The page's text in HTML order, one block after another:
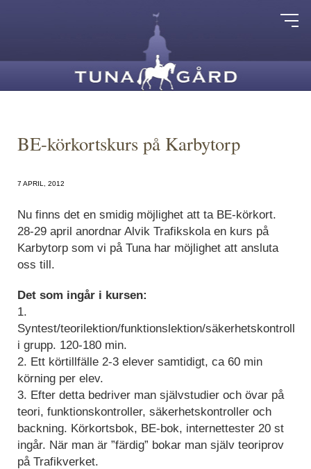
BE-körkortskurs på Karbytorp
7 APRIL, 2012
Nu finns det en smidig möjlighet att ta BE-körkort.
28-29 april anordnar Alvik Trafikskola en kurs på
Karbytorp som vi på Tuna har möjlighet att ansluta
oss till.
Det som ingår i kursen:
1.
Syntest/teorilektion/funktionslektion/säkerhetskontroll
i grupp. 120-180 min.
2. Ett körtillfälle 2-3 elever samtidigt, ca 60 min
körning per elev.
3. Efter detta bedriver man självstudier och övar på
teori, funktionskontroller, säkerhetskontroller och
backning. Körkortsbok, BE-bok, internettester 20 st
ingår. När man är ”färdig” bokar man själv teoriprov
på Trafikverket.